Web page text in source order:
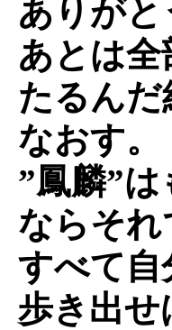
ありがと
あとは
たるん
なおす。
”鳳麟”は
ならそれ
すべて自
歩き出せ